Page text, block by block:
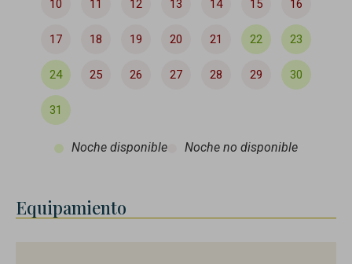
10 11 12 13 14 15 16
17 18 19 20 21 22 23
24 25 26 27 28 29 30
31
Noche disponible Noche no disponible
Equipamiento